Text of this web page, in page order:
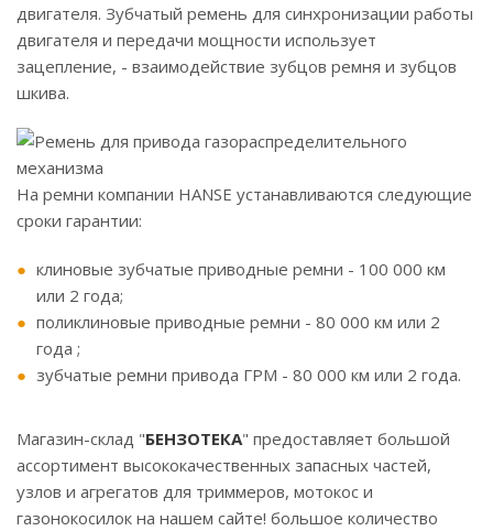
двигателя. Зубчатый ремень для синхронизации работы
двигателя и передачи мощности использует
зацепление, - взаимодействие зубцов ремня и зубцов
шкива.
На ремни компании HANSE устанавливаются следующие
сроки гарантии:
клиновые зубчатые приводные ремни - 100 000 км
или 2 года;
поликлиновые приводные ремни - 80 000 км или 2
года ;
зубчатые ремни привода ГРМ - 80 000 км или 2 года.
Магазин-склад "БЕНЗОТЕКА" предоставляет большой
ассортимент высококачественных запасных частей,
узлов и агрегатов для триммеров, мотокос и
газонокосилок на нашем сайте! большое количество